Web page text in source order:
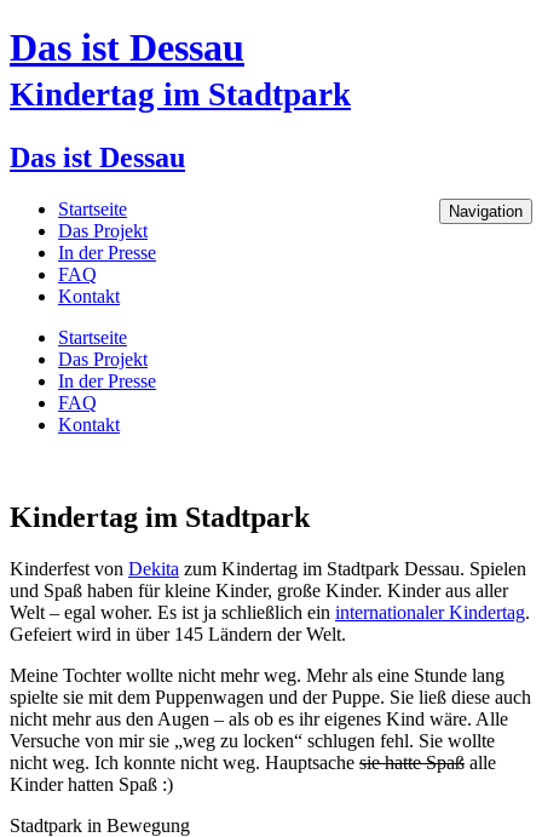
Das ist Dessau
Kindertag im Stadtpark
Das ist Dessau
Navigation
Startseite
Das Projekt
In der Presse
FAQ
Kontakt
Startseite
Das Projekt
In der Presse
FAQ
Kontakt
Kindertag im Stadtpark
Kinderfest von Dekita zum Kindertag im Stadtpark Dessau. Spielen
und Spaß haben für kleine Kinder, große Kinder. Kinder aus aller
Welt – egal woher. Es ist ja schließlich ein internationaler Kindertag.
Gefeiert wird in über 145 Ländern der Welt.
Meine Tochter wollte nicht mehr weg. Mehr als eine Stunde lang
spielte sie mit dem Puppenwagen und der Puppe. Sie ließ diese auch
nicht mehr aus den Augen – als ob es ihr eigenes Kind wäre. Alle
Versuche von mir sie „weg zu locken“ schlugen fehl. Sie wollte
nicht weg. Ich konnte nicht weg. Hauptsache sie hatte Spaß alle
Kinder hatten Spaß :)
Stadtpark in Bewegung